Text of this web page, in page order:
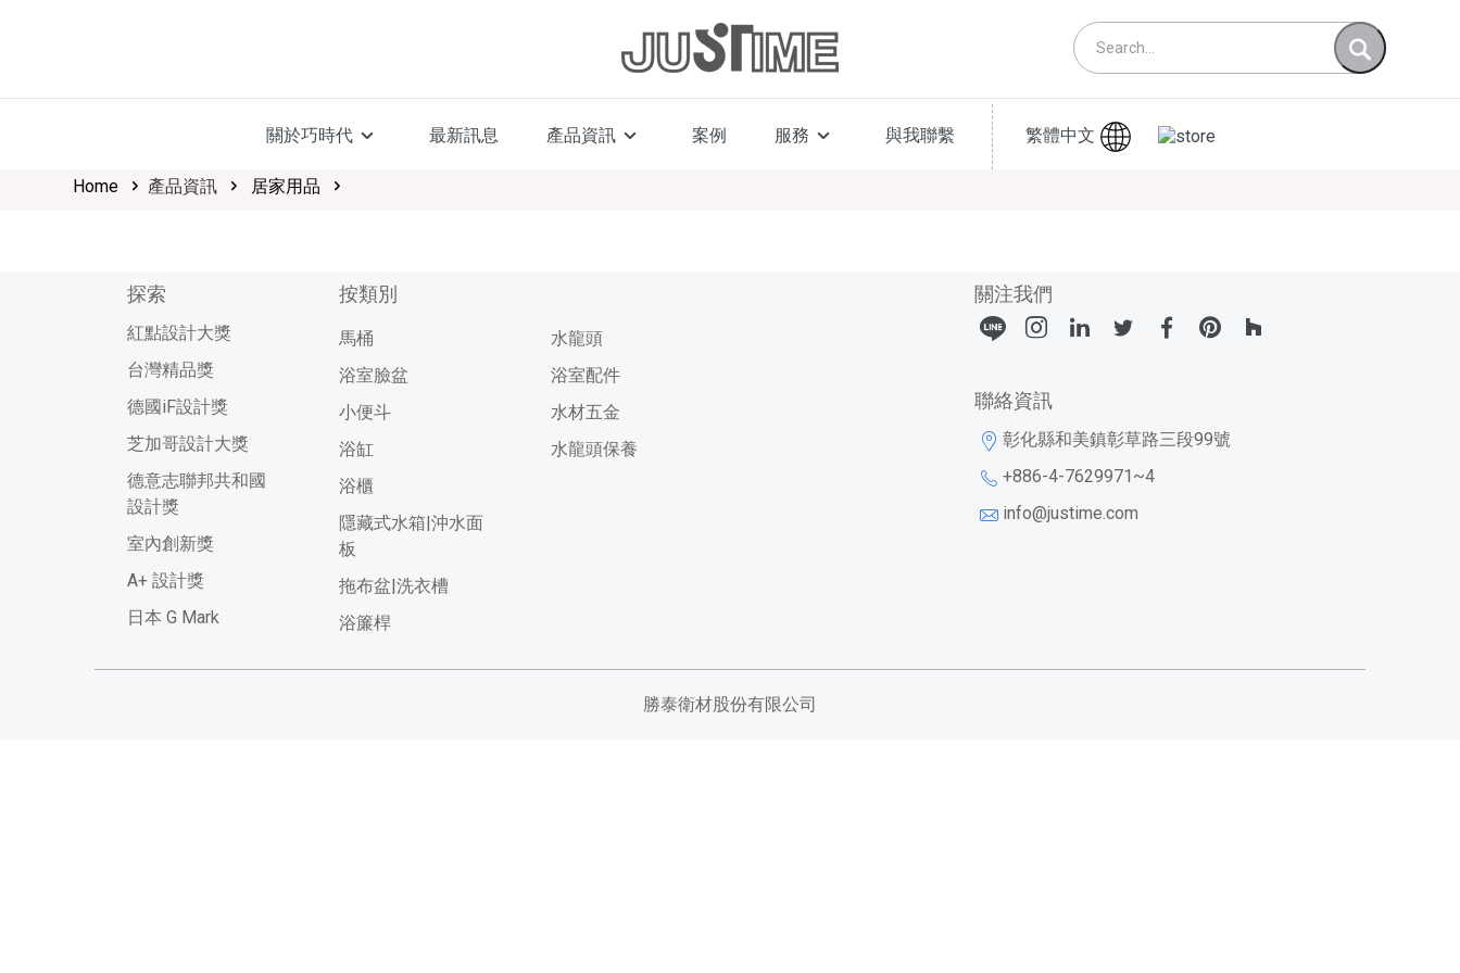
關於巧時代 最新訊息 產品資訊 案例 服務 與我聯繫 繁體中文
Home 產品資訊 居家用品
探索
紅點設計大獎
台灣精品獎
德國iF設計獎
芝加哥設計大獎
德意志聯邦共和國
設計獎
室內創新獎
A+ 設計獎
日本 G Mark
按類別
馬桶
浴室臉盆
小便斗
浴缸
浴櫃
隱藏式水箱|沖水面
板
拖布盆|洗衣槽
浴簾桿
水龍頭
浴室配件
水材五金
水龍頭保養
關注我們
聯絡資訊
彰化縣和美鎮彰草路三段99號
+886-4-7629971~4
info@justime.com
勝泰衛材股份有限公司